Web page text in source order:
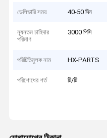
ডেলিভারি সময় 40-50 দিন
ন্যূনতম চাহিদার
পরিমাণ
3000 পিসি
পরিচিতিমুলক নাম HX-PARTS
পরিশোধের শর্ত টি/টি